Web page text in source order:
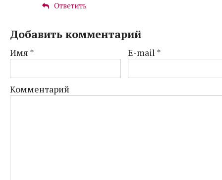
Ответить
Добавить комментарий
Имя * E-mail *
Комментарий